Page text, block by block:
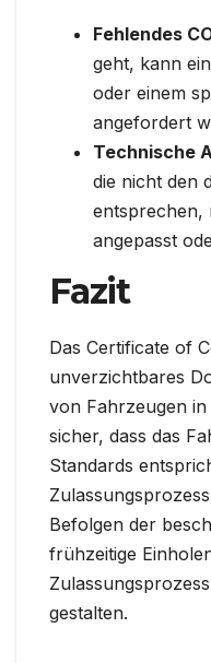
Fehlendes
geht, kann
oder einem
angefordert
Technische
die nicht den
entsprechen,
angepasst
Fazit
Das Certificate of
unverzichtbares
von Fahrzeugen
sicher, dass das
Standards
Befolgen der
frühzeitige
gestalten.